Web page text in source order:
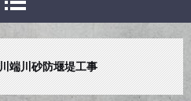
端川砂防堰堤工事